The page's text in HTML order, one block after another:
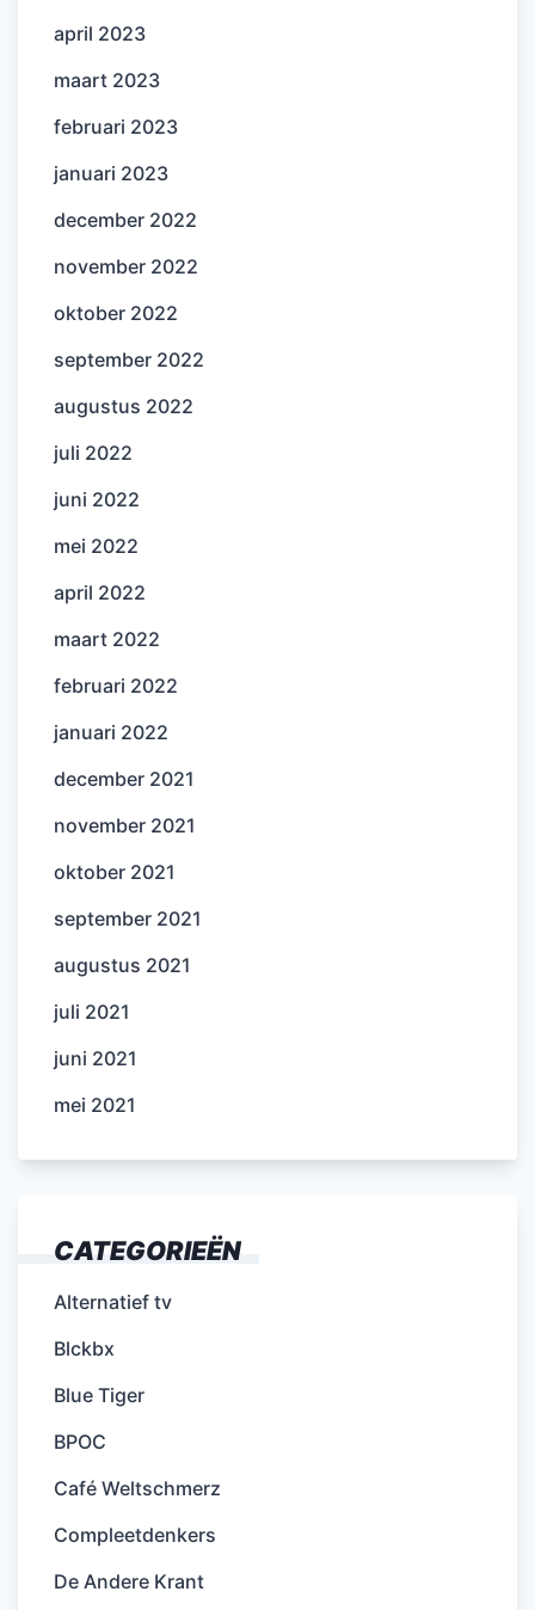
april 2023
maart 2023
februari 2023
januari 2023
december 2022
november 2022
oktober 2022
september 2022
augustus 2022
juli 2022
juni 2022
mei 2022
april 2022
maart 2022
februari 2022
januari 2022
december 2021
november 2021
oktober 2021
september 2021
augustus 2021
juli 2021
juni 2021
mei 2021
CATEGORIEËN
Alternatief tv
Blckbx
Blue Tiger
BPOC
Café Weltschmerz
Compleetdenkers
De Andere Krant